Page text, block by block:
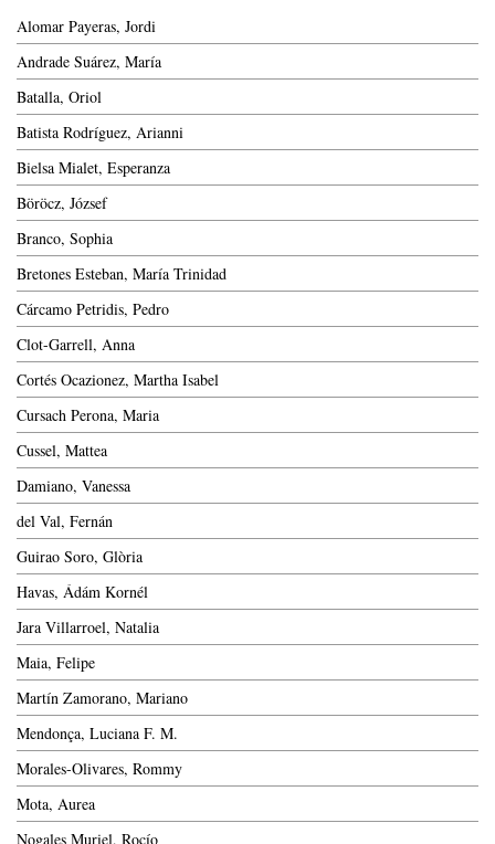
Alomar Payeras, Jordi
Andrade Suárez, María
Batalla, Oriol
Batista Rodríguez, Arianni
Bielsa Mialet, Esperanza
Böröcz, József
Branco, Sophia
Bretones Esteban, María Trinidad
Cárcamo Petridis, Pedro
Clot-Garrell, Anna
Cortés Ocazionez, Martha Isabel
Cursach Perona, Maria
Cussel, Mattea
Damiano, Vanessa
del Val, Fernán
Guirao Soro, Glòria
Havas, Ádám Kornél
Jara Villarroel, Natalia
Maia, Felipe
Martín Zamorano, Mariano
Mendonça, Luciana F. M.
Morales-Olivares, Rommy
Mota, Aurea
Nogales Muriel, Rocío